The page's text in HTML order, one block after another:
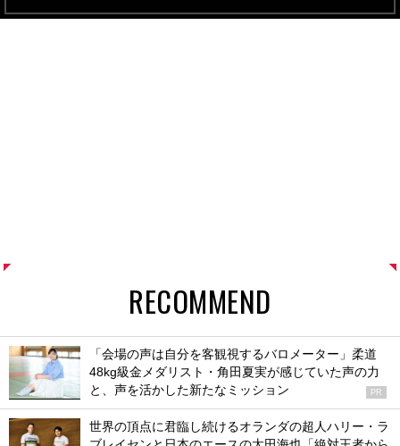
RECOMMEND
「会場の声は自分を客観視するバロメーター」柔道
48kg級金メダリスト・角田夏実が感じていた声の力
と、声を活かした新たなミッション
PR
世界の頂点に君臨し続けるオランダの超人ハリー・ラ